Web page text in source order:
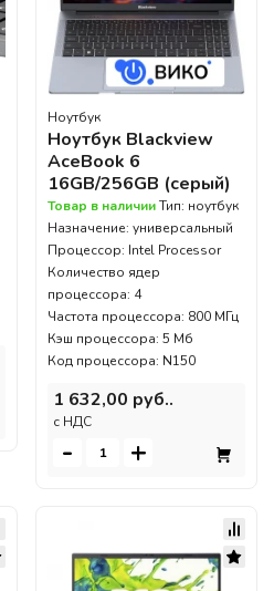
Ноутбук
Ноутбук Blackview
AceBook 6
16GB/256GB (серый)
Товар в наличииТип: ноутбук
Назначение: универсальный
Процессор: Intel Processor
Количество ядер
процессора: 4
Частота процессора: 800 МГц
Кэш процессора: 5 Мб
Код процессора: N150
1 632,00 руб..
c НДС
- +